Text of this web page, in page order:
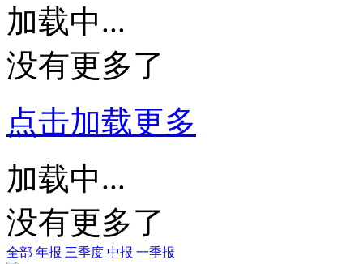
加载中...
没有更多了
点击加载更多
加载中...
没有更多了
全部 年报 三季度 中报 一季报